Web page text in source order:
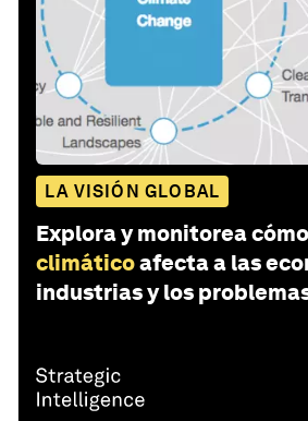
LA VISIÓN GLOBAL
Explora y monitorea cómo
climáticoafecta a las
industrias y los